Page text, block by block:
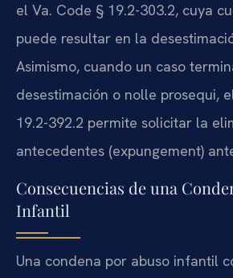
el Va. Code § 19.2-303.2, cuya
puede resultar en la
Asimismo, cuando un caso
desestimación o nolle prosequi,
19.2-392.2 permite solicitar la
antecedentes (expungement)
Consecuencias de una
Infantil
Una condena por abuso infantil